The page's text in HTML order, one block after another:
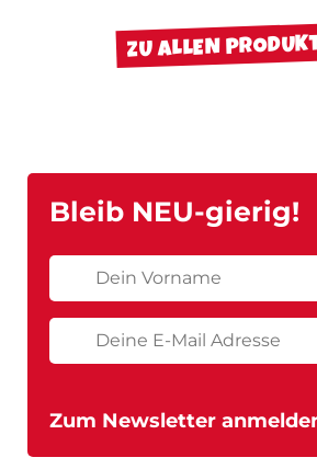
ZU ALLEN
Bleib NEU-gierig!